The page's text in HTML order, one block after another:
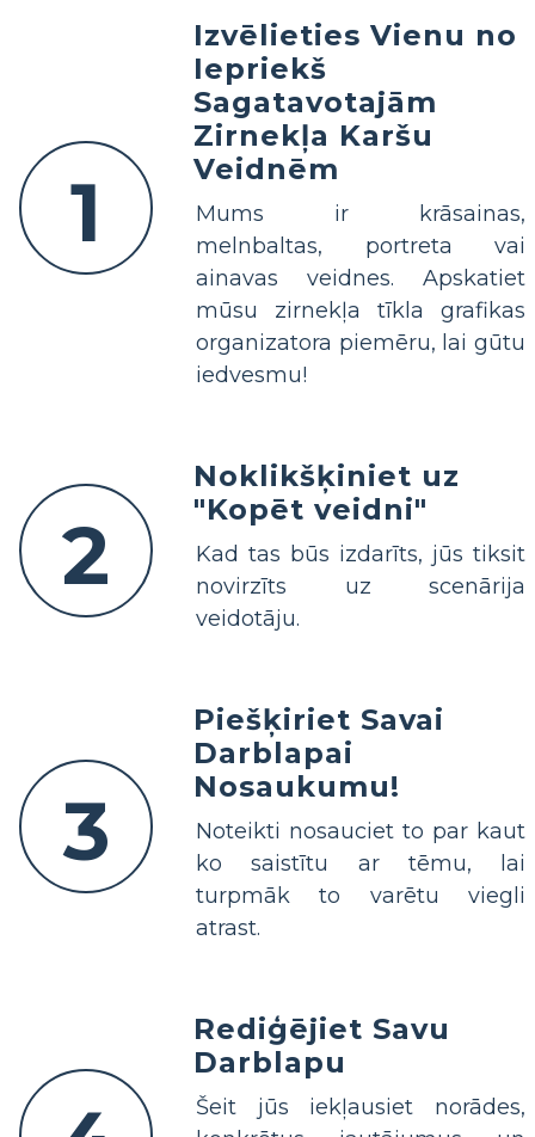
1
Izvēlieties Vienu no
Iepriekš
Sagatavotajām
Zirnekļa Karšu
Veidnēm
Mums ir krāsainas,
melnbaltas, portreta vai
ainavas veidnes. Apskatiet
mūsu zirnekļa tīkla grafikas
organizatora piemēru, lai gūtu
iedvesmu!
2
Noklikšķiniet uz
"Kopēt veidni"
Kad tas būs izdarīts, jūs tiksit
novirzīts uz scenārija
veidotāju.
3
Piešķiriet Savai
Darblapai
Nosaukumu!
Noteikti nosauciet to par kaut
ko saistītu ar tēmu, lai
turpmāk to varētu viegli
atrast.
Rediģējiet Savu
Darblapu
Šeit jūs iekļausiet norādes,